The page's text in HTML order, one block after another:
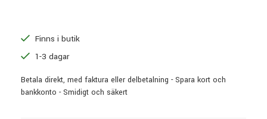
Finns i butik
1-3 dagar
Betala direkt, med faktura eller delbetalning - Spara kort och
bankkonto - Smidigt och säkert